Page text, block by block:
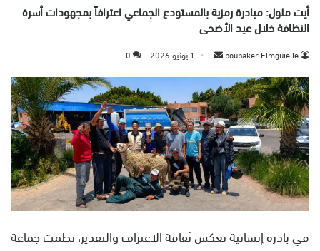
أيت ملول: مبادرة رمزية بالمستودع الجماعي اعترافاً بمجهودات أسرة
النظافة خلال عيد الأضحى
boubaker Elmguielle
س
ل
ب
ر
ي
د
ا
إ
ك
1 يونيو 2026 0
في بادرة إنسانية تعكس ثقافة الاعتراف والتقدير، نظمت جماعة